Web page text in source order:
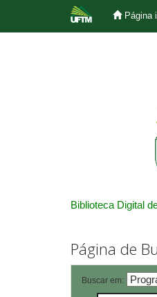
Página
Biblioteca Digital
Página de
Buscar em: